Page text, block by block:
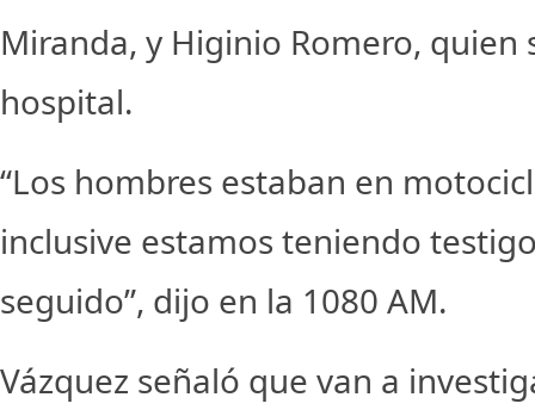
Miranda, y Higinio Romero, quien
hospital.
“Los hombres estaban en
inclusive estamos teniendo
seguido”, dijo en la 1080 AM.
Vázquez señaló que van a